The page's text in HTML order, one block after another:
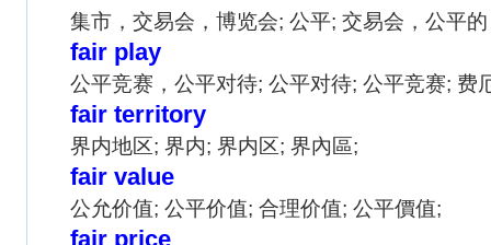
集市，交易会，博览会; 公平; 交易会，公平
fair play
公平竞赛，公平对待; 公平对待; 公平竞赛; 费
fair territory
界内地区; 界内; 界内区; 界內區;
fair value
公允价值; 公平价值; 合理价值; 公平價值;
fair price